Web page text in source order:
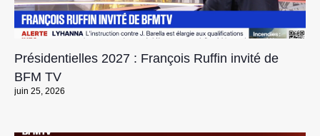
Présidentielles 2027 : François Ruffin invité de
BFM TV
juin 25, 2026